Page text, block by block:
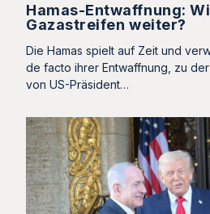
Hamas-Entwaffnung:
Gazastreifen weiter?
Die Hamas spielt auf Zeit und
de facto ihrer Entwaffnung, zu
von US-Präsident…